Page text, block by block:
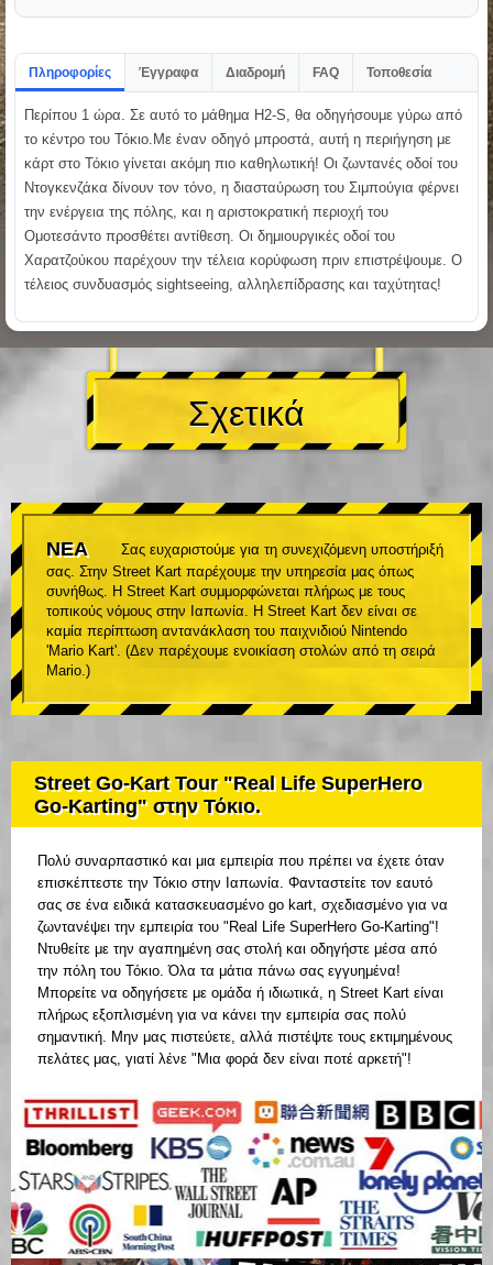
Πληροφορίες Έγγραφα Διαδρομή FAQ Τοποθεσία
Περίπου 1 ώρα. Σε αυτό το μάθημα H2-S, θα οδηγήσουμε γύρω από
το κέντρο του Τόκιο.Με έναν οδηγό μπροστά, αυτή η περιήγηση με
κάρτ στο Τόκιο γίνεται ακόμη πιο καθηλωτική! Οι ζωντανές οδοί του
Ντογκενζάκα δίνουν τον τόνο, η διασταύρωση του Σιμπούγια φέρνει
την ενέργεια της πόλης, και η αριστοκρατική περιοχή του
Ομοτεσάντο προσθέτει αντίθεση. Οι δημιουργικές οδοί του
Χαρατζούκου παρέχουν την τέλεια κορύφωση πριν επιστρέψουμε. Ο
τέλειος συνδυασμός sightseeing, αλληλεπίδρασης και ταχύτητας!
Σχετικά
ΝΕΑ
Σας ευχαριστούμε για τη συνεχιζόμενη υποστήριξή
σας. Στην Street Kart παρέχουμε την υπηρεσία μας όπως
συνήθως. Η Street Kart συμμορφώνεται πλήρως με τους
τοπικούς νόμους στην Ιαπωνία. Η Street Kart δεν είναι σε
καμία περίπτωση αντανάκλαση του παιχνιδιού Nintendo
'Mario Kart'. (Δεν παρέχουμε ενοικίαση στολών από τη σειρά
Mario.)
Street Go-Kart Tour "Real Life SuperHero
Go-Karting" στην Τόκιο.
Πολύ συναρπαστικό και μια εμπειρία που πρέπει να έχετε όταν
επισκέπτεστε την Τόκιο στην Ιαπωνία. Φανταστείτε τον εαυτό
σας σε ένα ειδικά κατασκευασμένο go kart, σχεδιασμένο για να
ζωντανέψει την εμπειρία του "Real Life SuperHero Go-Karting"!
Ντυθείτε με την αγαπημένη σας στολή και οδηγήστε μέσα από
την πόλη του Τόκιο. Όλα τα μάτια πάνω σας εγγυημένα!
Μπορείτε να οδηγήσετε με ομάδα ή ιδιωτικά, η Street Kart είναι
πλήρως εξοπλισμένη για να κάνει την εμπειρία σας πολύ
σημαντική. Μην μας πιστεύετε, αλλά πιστέψτε τους εκτιμημένους
πελάτες μας, γιατί λένε "Μια φορά δεν είναι ποτέ αρκετή"!